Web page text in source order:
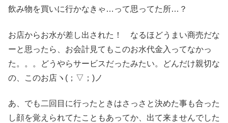
飲み物を買いに行かなきゃ…って思ってた所…？
お店からお水が差し出された！ なるほどうまい商売だな
ーと思ったら、お会計見てもこのお水代金入ってなかっ
た。。。どうやらサービスだったみたい。どんだけ親切な
の、このお店ヽ(；▽；)ノ
あ、でも二回目に行ったときはさっさと決めた事も合った
し顔を覚えられてたこともあってか、出て来ませんでした